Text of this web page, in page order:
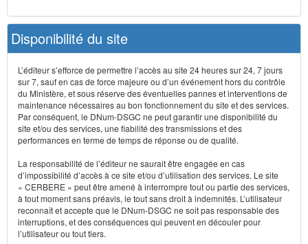
Disponibilité du site
L’éditeur s’efforce de permettre l’accès au site 24 heures sur 24, 7 jours
sur 7, sauf en cas de force majeure ou d’un événement hors du contrôle
du Ministère, et sous réserve des éventuelles pannes et interventions de
maintenance nécessaires au bon fonctionnement du site et des services.
Par conséquent, le DNum-DSGC ne peut garantir une disponibilité du
site et/ou des services, une fiabilité des transmissions et des
performances en terme de temps de réponse ou de qualité.
La responsabilité de l’éditeur ne saurait être engagée en cas
d’impossibilité d’accès à ce site et/ou d’utilisation des services. Le site
« CERBERE » peut être amené à interrompre tout ou partie des services,
à tout moment sans préavis, le tout sans droit à indemnités. L’utilisateur
reconnaît et accepte que le DNum-DSGC ne soit pas responsable des
interruptions, et des conséquences qui peuvent en découler pour
l’utilisateur ou tout tiers.